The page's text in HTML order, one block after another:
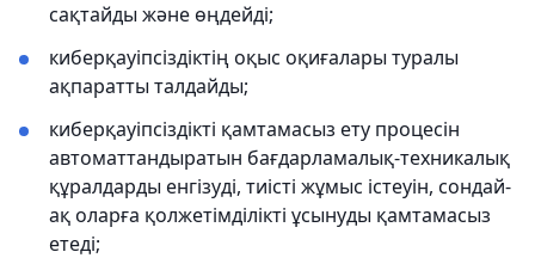
сақтайды және өңдейді;
киберқауіпсіздіктің оқыс оқиғалары туралы
ақпаратты талдайды;
киберқауіпсіздікті қамтамасыз ету процесін
автоматтандыратын бағдарламалық-техникалық
құралдарды енгізуді, тиісті жұмыс істеуін, сондай-
ақ оларға қолжетімділікті ұсынуды қамтамасыз
етеді;